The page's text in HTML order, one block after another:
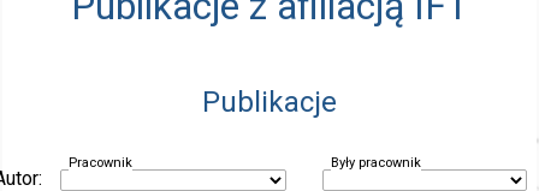
Publikacje
Pracownik Były pracownik